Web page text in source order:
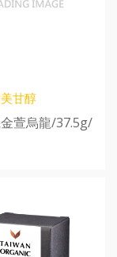
甘醇
萱烏龍/37.5g/